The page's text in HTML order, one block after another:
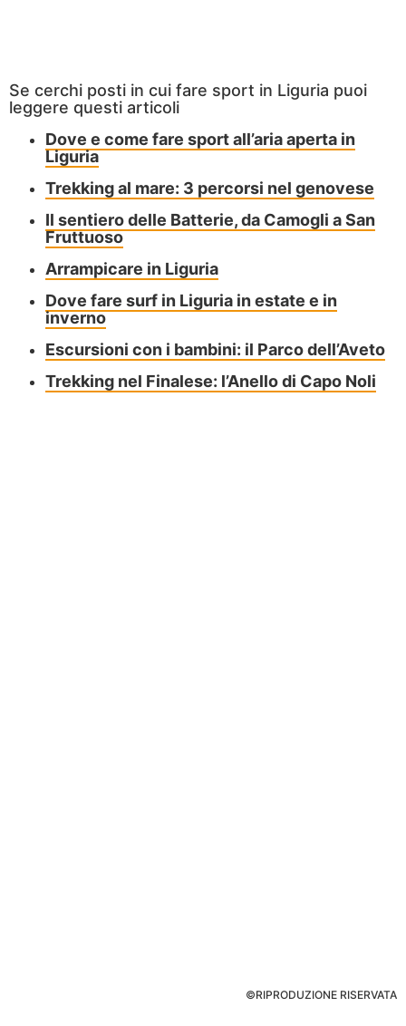
Se cerchi posti in cui fare sport in Liguria puoi
leggere questi articoli
Dove e come fare sport all’aria aperta in
Liguria
Trekking al mare: 3 percorsi nel genovese
Il sentiero delle Batterie, da Camogli a San
Fruttuoso
Arrampicare in Liguria
Dove fare surf in Liguria in estate e in
inverno
Escursioni con i bambini: il Parco dell’Aveto
Trekking nel Finalese: l’Anello di Capo Noli
©RIPRODUZIONE RISERVATA